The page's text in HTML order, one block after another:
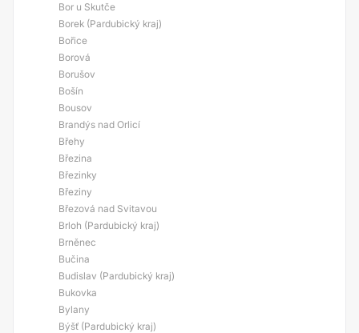
Bor u Skutče
Borek (Pardubický kraj)
Bořice
Borová
Borušov
Bošín
Bousov
Brandýs nad Orlicí
Břehy
Březina
Březinky
Březiny
Březová nad Svitavou
Brloh (Pardubický kraj)
Brněnec
Bučina
Budislav (Pardubický kraj)
Bukovka
Bylany
Býšť (Pardubický kraj)